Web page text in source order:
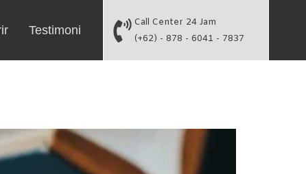
Testimoni
Call Center 24 Jam
(+62) - 878 - 6041 - 7837